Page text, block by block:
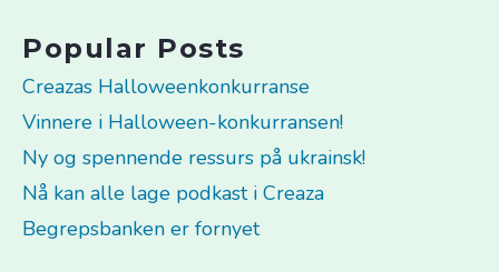
Popular Posts
Creazas Halloweenkonkurranse
Vinnere i Halloween-konkurransen!
Ny og spennende ressurs på ukrainsk!
Nå kan alle lage podkast i Creaza
Begrepsbanken er fornyet